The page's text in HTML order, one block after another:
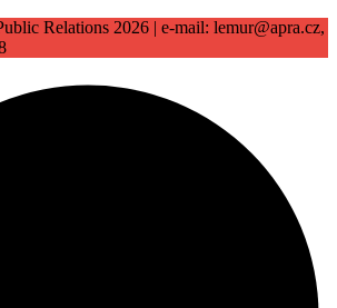
Relations 2026 | e-mail: lemur@apra.cz,